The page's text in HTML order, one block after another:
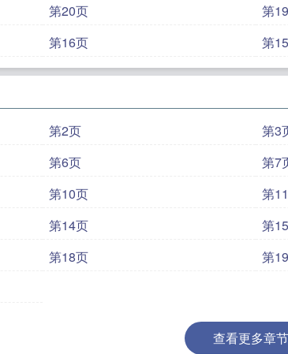
第20页 第
第16页 第
第2页 第3
第6页 第7
第10页 第
第14页 第
第18页 第
查看更多章